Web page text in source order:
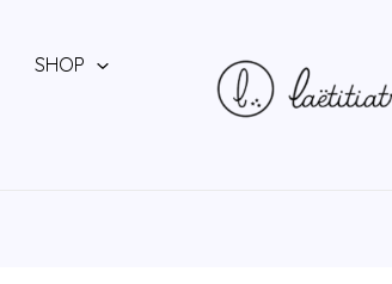
SHOP